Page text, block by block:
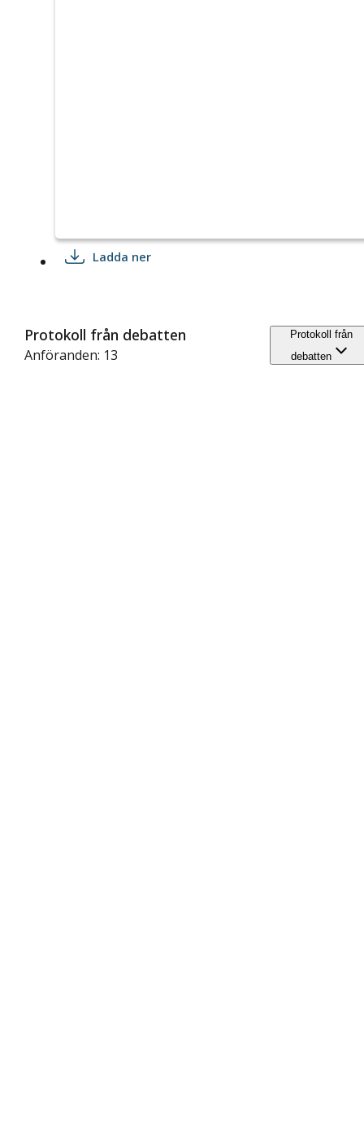
Ladda ner
Protokoll från debatten
Anföranden: 13
Protokoll från
debatten